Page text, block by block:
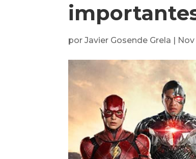
porJavier Gosende Grela | Nov